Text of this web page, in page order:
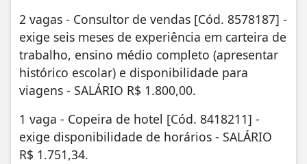
2 vagas - Consultor de vendas [Cód. 8578187] -
exige seis meses de experiência em carteira de
trabalho, ensino médio completo (apresentar
histórico escolar) e disponibilidade para
viagens - SALÁRIO R$ 1.800,00.
1 vaga - Copeira de hotel [Cód. 8418211] -
exige disponibilidade de horários - SALÁRIO
R$ 1.751,34.